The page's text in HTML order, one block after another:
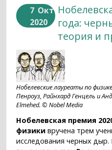
7 Окт
2020
года:
теория и
Нобелевские лауреаты по
Пенроуз, Райнхард Генцель и
Elmehed. © Nobel Media
Нобелевская премия
физики вручена трем
исследования черных